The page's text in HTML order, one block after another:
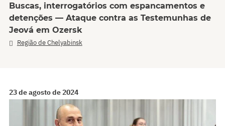
Buscas, interrogatórios com espancamentos e
detenções — Ataque contra as Testemunhas de
Jeová em Ozersk
Região de Chelyabinsk
23 de agosto de 2024